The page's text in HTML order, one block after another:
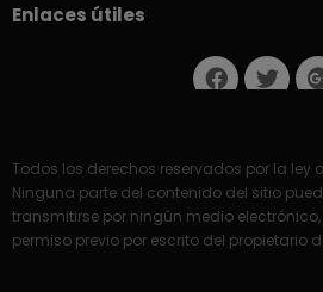
Enlaces útiles
Todos los derechos reservados por la ley
Ninguna parte del contenido del sitio
transmitirse por ningún medio
permiso previo por escrito del propietario